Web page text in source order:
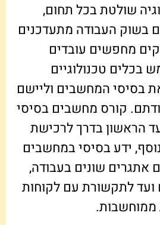
שולטת בכל תחום,
בשוק העבודה מתעדכנים
מחפשים עובדים
טכנולוגיים
בסיסי המחשבים וליישם
קורס מחשבים בסיסי
הראשון בדרך לרכישת
ידע בסיסי במחשבים
אתגרים שונים בעבודה,
ועד לתקשורת עם לקוחות